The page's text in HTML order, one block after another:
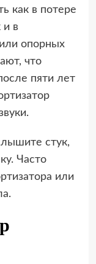
как в потере
и в
опорных
что
пяти лет
стук,
Часто
или